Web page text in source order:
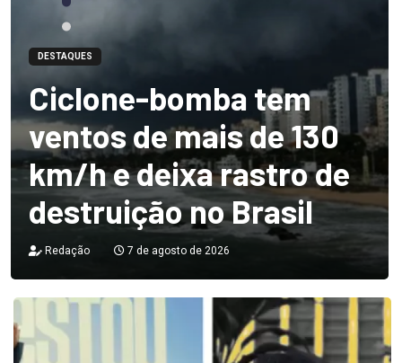
DESTAQUES
Ciclone-bomba tem
ventos de mais de 130
km/h e deixa rastro de
destruição no Brasil
Redação 7 de agosto de 2026